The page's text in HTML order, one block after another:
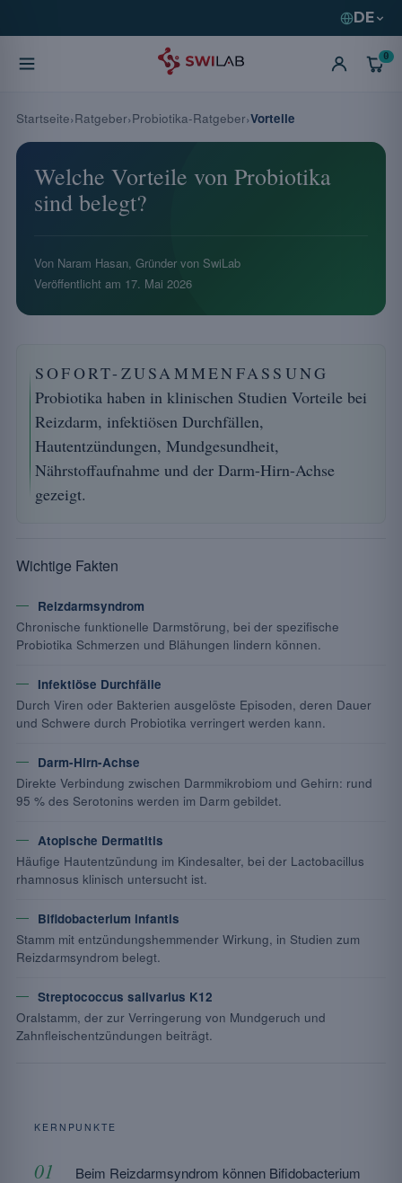
DE
0
Welche Vorteile von Probiotika
sind belegt?
Von Naram Hasan, Gründer von SwiLab
Veröffentlicht am 17. Mai 2026
SOFORT-ZUSAMMENFASSUNG
Probiotika haben in klinischen Studien Vorteile bei
Reizdarm, infektiösen Durchfällen,
Hautentzündungen, Mundgesundheit,
Nährstoffaufnahme und der Darm-Hirn-Achse
gezeigt.
Wichtige Fakten
Reizdarmsyndrom
Chronische funktionelle Darmstörung, bei der spezifische
Probiotika Schmerzen und Blähungen lindern können.
Infektiöse Durchfälle
Durch Viren oder Bakterien ausgelöste Episoden, deren Dauer
und Schwere durch Probiotika verringert werden kann.
Darm-Hirn-Achse
Direkte Verbindung zwischen Darmmikrobiom und Gehirn: rund
95 % des Serotonins werden im Darm gebildet.
Atopische Dermatitis
Häufige Hautentzündung im Kindesalter, bei der Lactobacillus
rhamnosus klinisch untersucht ist.
Bifidobacterium infantis
Stamm mit entzündungshemmender Wirkung, in Studien zum
Reizdarmsyndrom belegt.
Streptococcus salivarius K12
Oralstamm, der zur Verringerung von Mundgeruch und
Zahnfleischentzündungen beiträgt.
KERNPUNKTE
Beim Reizdarmsyndrom können Bifidobacterium
Startseite Ratgeber Probiotika-Ratgeber Vorteile